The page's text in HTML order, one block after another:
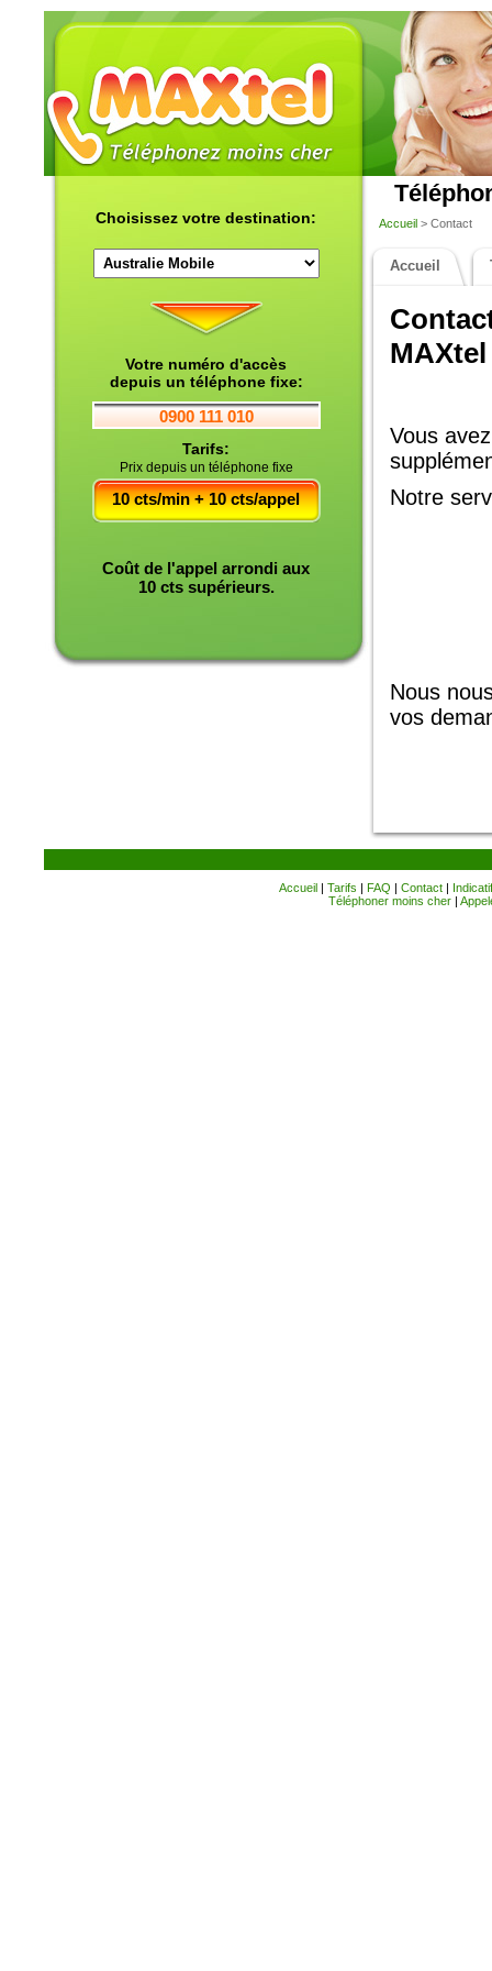
Choisissez votre destination:
Votre numéro d'accès
depuis un téléphone fixe:
0900 111 010
Tarifs:
Prix depuis un téléphone fixe
10 cts/min + 10 cts/appel
Coût de l'appel arrondi aux
10 cts supérieurs.
Accueil > Contact
Accueil
MAXtel
Vous
Notre
Nous
vos
Accueil | Tarifs | FAQ | Contact | Indicatif
Téléphoner moins cher|